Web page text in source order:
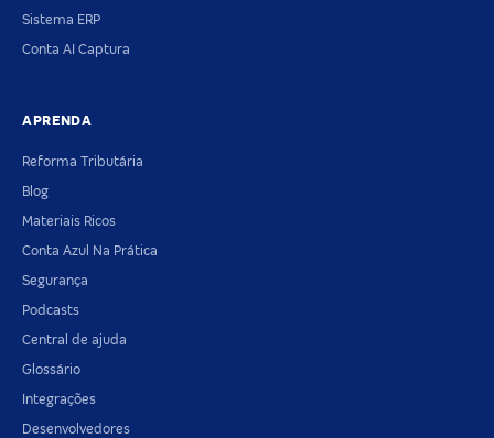
Sistema ERP
Conta AI Captura
APRENDA
Reforma Tributária
Blog
Materiais Ricos
Conta Azul Na Prática
Segurança
Podcasts
Central de ajuda
Glossário
Integrações
Desenvolvedores